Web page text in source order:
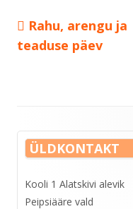
Navigeerimine
Previous
article:
Rahu, arengu ja
teaduse päev
Main
ÜLDKONTAKT
Kooli 1 Alatskivi alevik
Peipsiääre vald